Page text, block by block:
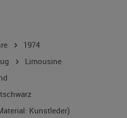
1974
Limousine
Kunstleder)